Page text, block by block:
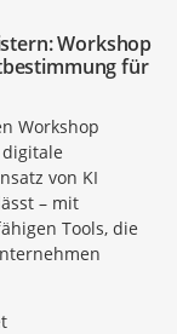
Workshop
für
Workshop
von KI
– mit
Tools, die